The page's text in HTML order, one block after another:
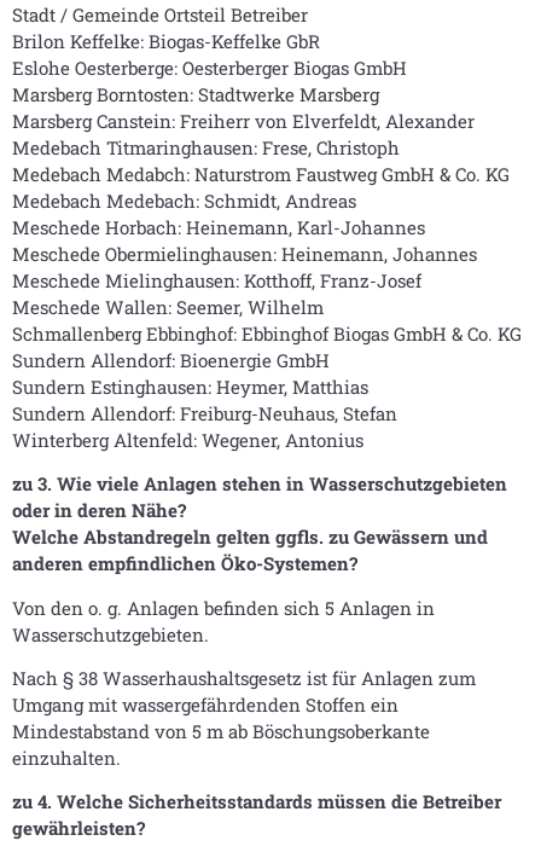
Stadt / Gemeinde Ortsteil Betreiber
Brilon Keffelke: Biogas-Keffelke GbR
Eslohe Oesterberge: Oesterberger Biogas GmbH
Marsberg Borntosten: Stadtwerke Marsberg
Marsberg Canstein: Freiherr von Elverfeldt, Alexander
Medebach Titmaringhausen: Frese, Christoph
Medebach Medabch: Naturstrom Faustweg GmbH & Co. KG
Medebach Medebach: Schmidt, Andreas
Meschede Horbach: Heinemann, Karl-Johannes
Meschede Obermielinghausen: Heinemann, Johannes
Meschede Mielinghausen: Kotthoff, Franz-Josef
Meschede Wallen: Seemer, Wilhelm
Schmallenberg Ebbinghof: Ebbinghof Biogas GmbH & Co. KG
Sundern Allendorf: Bioenergie GmbH
Sundern Estinghausen: Heymer, Matthias
Sundern Allendorf: Freiburg-Neuhaus, Stefan
Winterberg Altenfeld: Wegener, Antonius
zu 3. Wie viele Anlagen stehen in Wasserschutzgebieten
oder in deren Nähe?
Welche Abstandregeln gelten ggfls. zu Gewässern und
anderen empfindlichen Öko-Systemen?
Von den o. g. Anlagen befinden sich 5 Anlagen in
Wasserschutzgebieten.
Nach § 38 Wasserhaushaltsgesetz ist für Anlagen zum
Umgang mit wassergefährdenden Stoffen ein
Mindestabstand von 5 m ab Böschungsoberkante
einzuhalten.
zu 4. Welche Sicherheitsstandards müssen die Betreiber
gewährleisten?